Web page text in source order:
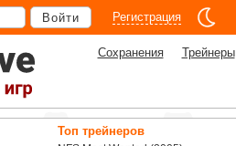
Войти Регистрация
Сохранения Трейнеры
Топ трейнеров